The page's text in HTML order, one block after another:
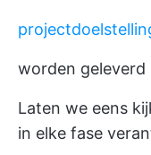
worden geleverd
Laten we eens
in elke fase